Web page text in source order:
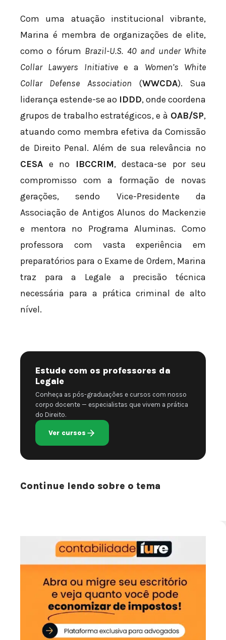
Com uma atuação institucional vibrante,
Marina é membra de organizações de elite,
como o fórum Brazil-U.S. 40 and under White
Collar Lawyers Initiativee a Women’s White
Collar Defense Association (WWCDA). Sua
liderança estende-se ao IDDD, onde coordena
grupos de trabalho estratégicos, e à OAB/SP,
atuando como membra efetiva da Comissão
de Direito Penal. Além de sua relevância no
CESA e no IBCCRIM, destaca-se por seu
compromisso com a formação de novas
gerações, sendo Vice-Presidente da
Associação de Antigos Alunos do Mackenzie
e mentora no Programa Aluminas. Como
professora com vasta experiência em
preparatórios para o Exame de Ordem, Marina
traz para a Legale a precisão técnica
necessária para a prática criminal de alto
nível.
Estude com os professores da
Legale
Conheça as pós-graduações e cursos com nosso
corpo docente — especialistas que vivem a prática
do Direito.
Ver cursos
Continue lendo sobre o tema